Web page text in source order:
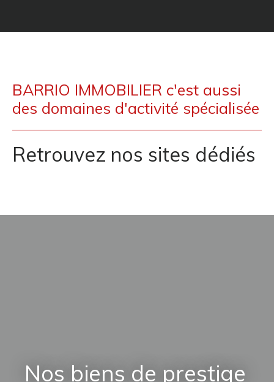
BARRIO IMMOBILIER c'est aussi
des domaines d'activité spécialisée
Retrouvez nos sites dédiés
Nos biens de prestige